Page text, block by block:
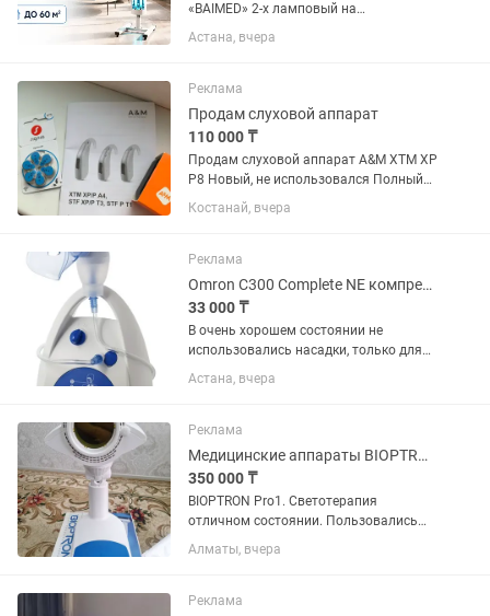
«BAIMED» 2-х ламповый на
передвижной стойке на колесиках
предназначен для обеззараживания
60...
Астана, вчера
Реклама
Продам слуховой аппарат
110 000 ₸
Продам слуховой аппарат A&M XTM XP
P8 Новый, не использовался Полный
комплект: коробка, инструкция,
батарейки Мощный цифровой
для людей с тяжёлой и глубокой
потерей...
Костанай, вчера
Реклама
Omron C300 Complete NE компрессорный ингалятор для всех возрастов
33 000 ₸
В очень хорошем состоянии не
использовались насадки, только для
носа использовался 1 раз. Omron C300
Complete NE — это универсальный
подходящий как для детей, так и для...
Астана, вчера
Реклама
Медицинские аппараты BIOPTRON Pro1
350 000 ₸
BIOPTRON Pro1. Светотерапия
отличном состоянии. Пользовались
только семья.
Алматы, вчера
Реклама